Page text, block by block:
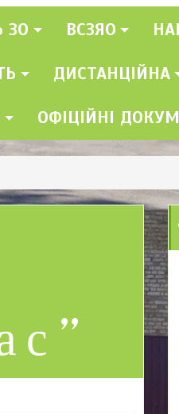
ЗО ВСЗЯО
ДИСТАНЦІЙНА
ОФІЦІЙНІ